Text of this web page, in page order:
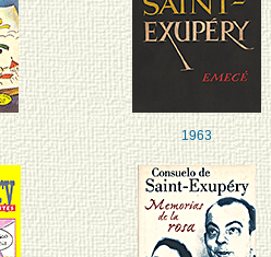
1963